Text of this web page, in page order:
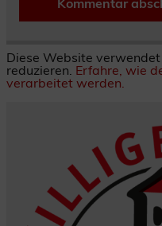
Diese Website
reduzieren. Erfahre, wie
verarbeitet werden.